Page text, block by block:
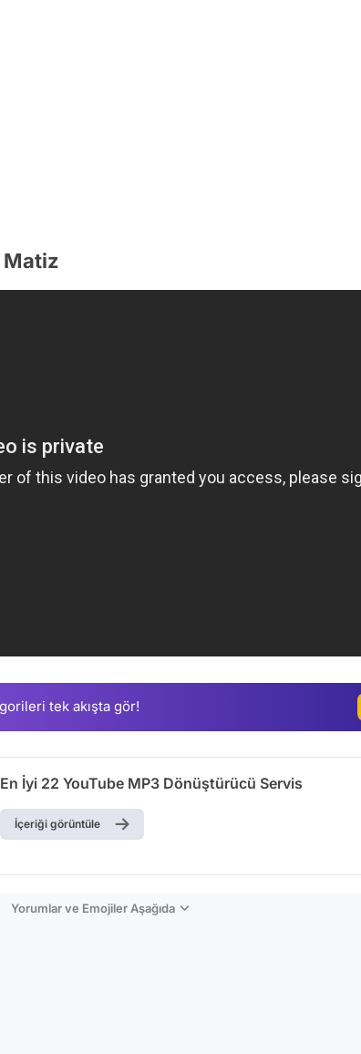
Matiz
tek akışta gör!
En İyi 22 YouTube MP3 Dönüştürücü Servis
İçeriği görüntüle
Yorumlar ve Emojiler Aşağıda